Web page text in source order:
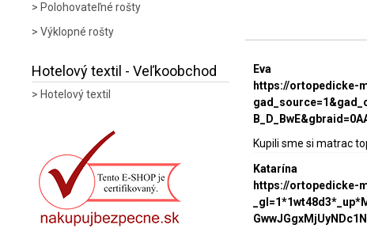
Polohovateľné rošty
Výklopné rošty
Hotelový textil - Veľkoobchod
Hotelový textil
Eva
https://ortopedicke-
Kupili sme si matrac
Katarína
https://ortopedicke-